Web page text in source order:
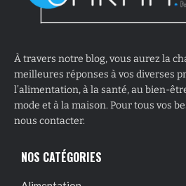
À travers notre blog, vous aurez la
meilleures réponses à vos diverses
l’alimentation, à la santé, au bien-
mode et à la maison. Pour tous vos
nous contacter.
NOS CATÉGORIES